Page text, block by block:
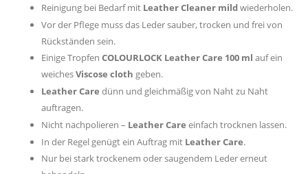
Reinigung bei Bedarf mit Leather Cleaner mildwiederholen.
Vor der Pflege muss das Leder sauber, trocken und frei von
Rückständen sein.
Einige Tropfen COLOURLOCK Leather Care 100 ml auf ein
weichesViscose cloth geben.
Leather Care dünn und gleichmäßig von Naht zu Naht
auftragen.
Nicht nachpolieren – Leather Care einfach trocknen lassen.
In der Regel genügt ein Auftrag mit Leather Care.
Nur bei stark trockenem oder saugendem Leder erneut